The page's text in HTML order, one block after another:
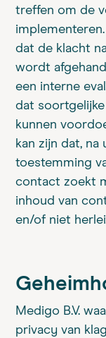
treffen om de
dat de klacht
wordt
een interne
dat
kunnen
kan zijn dat,
toestemming
contact zoekt
inhoud van
en/of niet
Medigo B.V.
privacy van